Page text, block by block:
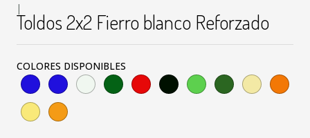
|
Toldos 2x2 Fierro blanco Reforzado
COLORES DISPONIBLES